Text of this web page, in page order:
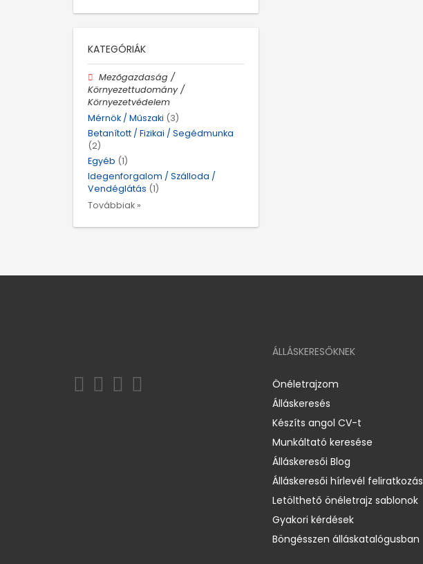
KATEGÓRIÁK
Mezőgazdaság /
Környezettudomány /
Környezetvédelem
Mérnök / Műszaki (3)
Betanított / Fizikai / Segédmunka
(2)
Egyéb (1)
Idegenforgalom / Szálloda /
Vendéglátás (1)
Továbbiak »
ÁLLÁSKERESŐKNEK
Önéletrajzom
Álláskeresés
Készíts angol CV-t
Munkáltató keresése
Álláskeresői Blog
Álláskeresői hírlevél feliratkozás
Letölthető önéletrajz sablonok
Gyakori kérdések
Böngésszen álláskatalógusban